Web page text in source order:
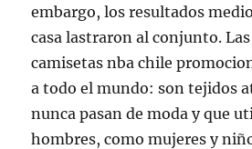
embargo, los resultados
casa lastraron al conjunto.
camisetas nba chile
a todo el mundo: son tejidos
nunca pasan de moda y que
hombres, como mujeres y